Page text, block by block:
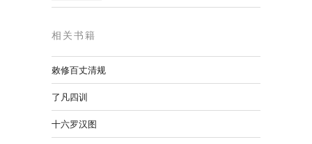
相关书籍
敕修百丈清规
了凡四训
十六罗汉图